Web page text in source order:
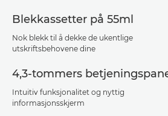
Blekkassetter på 55ml
Nok blekk til å dekke de ukentlige
utskriftsbehovene dine
4,3-tommers
Intuitiv funksjonalitet og nyttig
informasjonsskjerm